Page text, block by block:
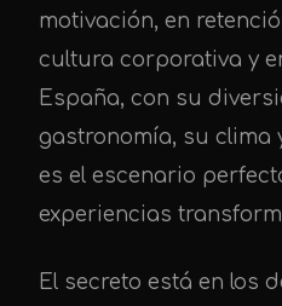
motivación, en
cultura corporativa y
España, con su
gastronomía, su clima
es el escenario
experiencias
El secreto está en los